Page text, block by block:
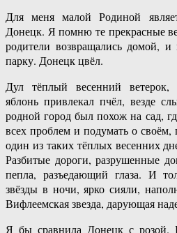
Для меня малой Родиной
Донецк. Я помню те прекрасные
родители возвращались домой,
парку. Донецк цвёл.
Дул тёплый весенний ветерок,
яблонь привлекал пчёл, везде
родной город был похож на сад,
всех проблем и подумать о
один из таких тёплых весенних
Разбитые дороги, разрушенные
пепла, разъедающий глаза. И
звёзды в ночи, ярко сияли,
Вифлеемская звезда, дарующая
Я бы сравнила Донецк с розой.